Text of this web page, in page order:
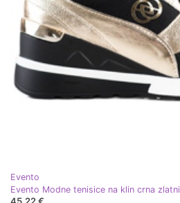
Evento
Evento Modne tenisice na klin crna zlatni
45,22 €